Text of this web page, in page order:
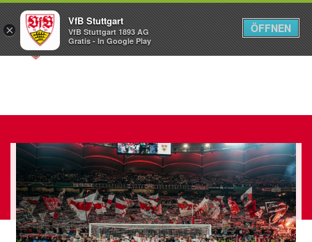
Menü
×
VfB Stuttgart
VfB Stuttgart 1893 AG
Gratis - In Google Play
ÖFFNEN